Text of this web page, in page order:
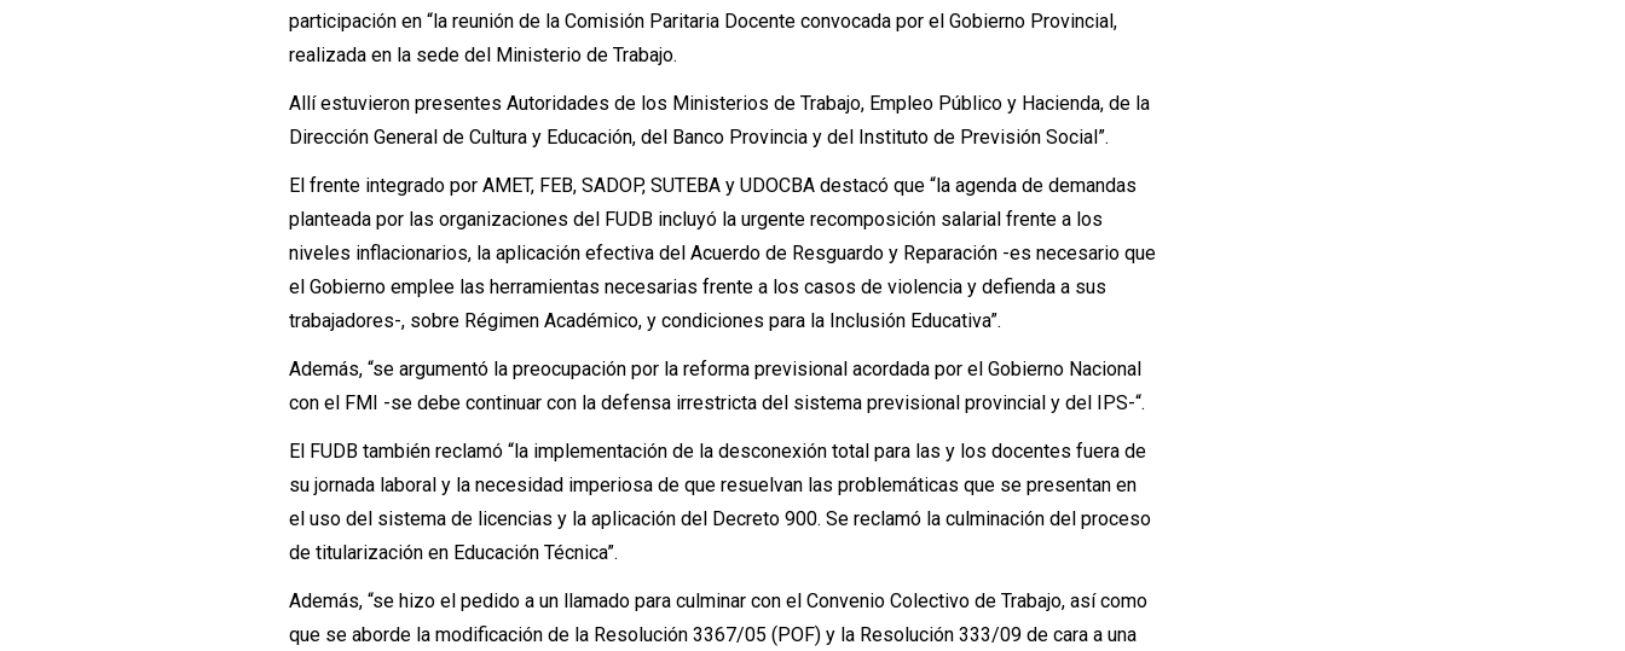
participación en “la reunión de la Comisión Paritaria Docente convocada por el Gobierno Provincial,
realizada en la sede del Ministerio de Trabajo.
Allí estuvieron presentes Autoridades de los Ministerios de Trabajo, Empleo Público y Hacienda, de la
Dirección General de Cultura y Educación, del Banco Provincia y del Instituto de Previsión Social”.
El frente integrado por AMET, FEB, SADOP, SUTEBA y UDOCBA destacó que “la agenda de demandas
planteada por las organizaciones del FUDB incluyó la urgente recomposición salarial frente a los
niveles inflacionarios, la aplicación efectiva del Acuerdo de Resguardo y Reparación -es necesario que
el Gobierno emplee las herramientas necesarias frente a los casos de violencia y defienda a sus
trabajadores-, sobre Régimen Académico, y condiciones para la Inclusión Educativa”.
Además, “se argumentó la preocupación por la reforma previsional acordada por el Gobierno Nacional
con el FMI -se debe continuar con la defensa irrestricta del sistema previsional provincial y del IPS-“.
El FUDB también reclamó “la implementación de la desconexión total para las y los docentes fuera de
su jornada laboral y la necesidad imperiosa de que resuelvan las problemáticas que se presentan en
el uso del sistema de licencias y la aplicación del Decreto 900. Se reclamó la culminación del proceso
de titularización en Educación Técnica”.
Además, “se hizo el pedido a un llamado para culminar con el Convenio Colectivo de Trabajo, así como
que se aborde la modificación de la Resolución 3367/05 (POF) y la Resolución 333/09 de cara a una